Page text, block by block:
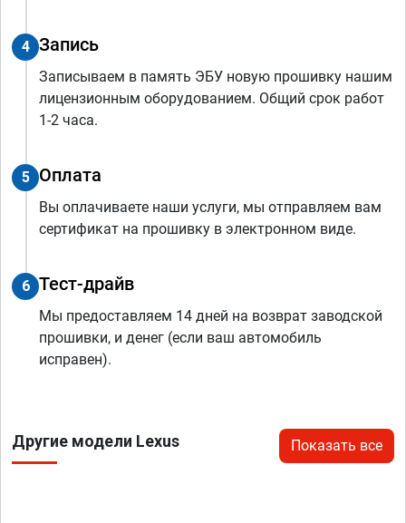
4 Запись
Записываем в память ЭБУ новую прошивку нашим
лицензионным оборудованием. Общий срок работ
1-2 часа.
5 Оплата
Вы оплачиваете наши услуги, мы отправляем вам
сертификат на прошивку в электронном виде.
6 Тест-драйв
Мы предоставляем 14 дней на возврат заводской
прошивки, и денег (если ваш автомобиль
исправен).
Другие модели Lexus Показать все